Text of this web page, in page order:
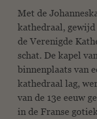
Met de
kathedraal, gewijd
de Verenigde
schat. De kapel
binnenplaats van
kathedraal lag,
van de 13e eeuw
in de Franse